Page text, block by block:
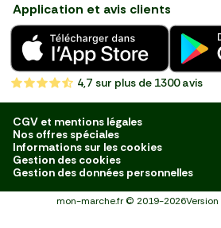
Nouveautés
Fruits
Légumes
Boucherie
Charcuterie
Poissonnerie
Fromagerie
Crèmerie
et savoir-faire français en
choisissant notre service de
livraison de produits frais et
de qualité, livrés directement
chez vous. Une expérience
de courses en ligne pensée
pour vous.
Application et avis clients
4,7 sur plus de 1300 avis
CGV et mentions légales
Nos offres spéciales
Informations sur les cookies
Gestion des cookies
Gestion des données personnelles
mon-marche.fr© 2019-2026Version